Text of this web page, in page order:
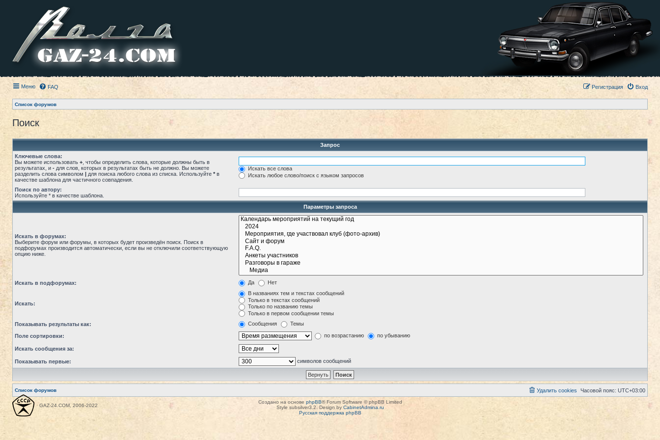
Меню FAQ Вход
Регистрация
Список форумов
Поиск
Запрос
Ключевые слова:
Вы можете использовать + , чтобы определить слова, которые должны быть в
результатах, и - для слов, которых в результатах быть не должно. Вы можете
разделить слова символом | для поиска любого слова из списка. Используйте * в
качестве шаблона для частичного совпадения.
Искать все слова
Искать любое слово/поиск с языком запросов
Поиск по автору:
Используйте * в качестве шаблона.
Параметры запроса
Искать в форумах:
Выберите форум или форумы, в которых будет произведён поиск. Поиск в
подфорумах производится автоматически, если вы не отключили соответствующую
опцию ниже.
Искать в подфорумах: Да Нет
Искать:
В названиях тем и текстах сообщений
Только в текстах сообщений
Только по названию темы
Только в первом сообщении темы
Показывать результаты как:
Сообщения Темы
Поле сортировки: по возрастанию по убыванию
Искать сообщения за:
Показывать первые: символов сообщений
Список форумов Часовой пояс: UTC+03:00
Удалить cookies
GAZ-24.COM, 2006-2022
Создано на основе phpBB® Forum Software © phpBB Limited
Style subsilver3.2. Design by CabinetAdmina.ru
Русская поддержка phpBB